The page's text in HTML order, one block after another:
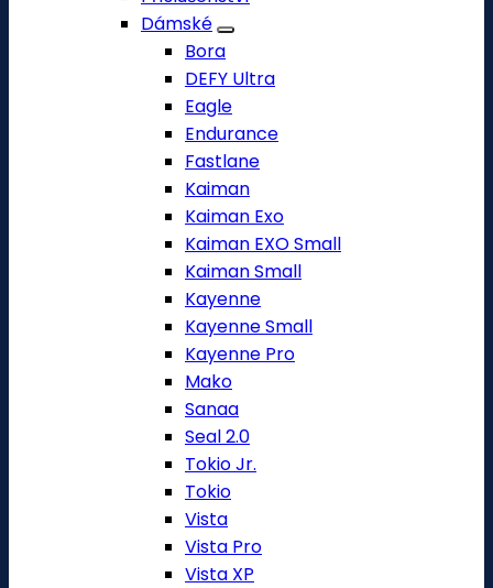
Dámské
Bora
DEFY Ultra
Eagle
Endurance
Fastlane
Kaiman
Kaiman Exo
Kaiman EXO Small
Kaiman Small
Kayenne
Kayenne Small
Kayenne Pro
Mako
Sanaa
Seal 2.0
Tokio Jr.
Tokio
Vista
Vista Pro
Vista XP